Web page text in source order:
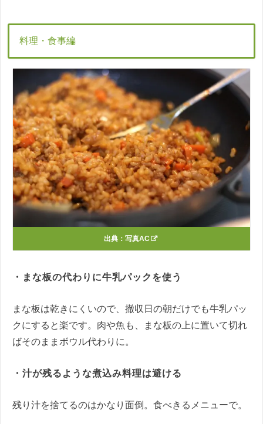
料理・食事編
出典： 写真AC
・まな板の代わりに牛乳パックを使う
まな板は乾きにくいので、撤収日の朝だけでも牛乳パッ
クにすると楽です。肉や魚も、まな板の上に置いて切れ
ばそのままボウル代わりに。
・汁が残るような煮込み料理は避ける
残り汁を捨てるのはかなり面倒。食べきるメニューで。